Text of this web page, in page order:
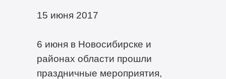
15 июня 2017
6 июня в Новосибирске и
районах области прошли
праздничные мероприятия,